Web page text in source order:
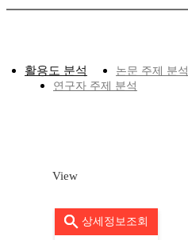
활용도 분석
논문 주제 분석
연구자 주제 분석
View
상세정보조회